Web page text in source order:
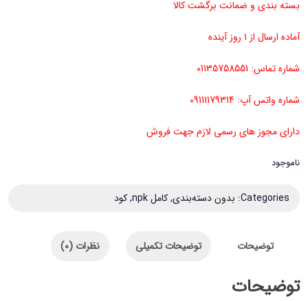
بسته بندی و ضمانت برگشت کالا
آماده ارسال از ۱ روز آینده
شماره تماس: 01135758551
شماره واتس آپ: 09111179314
دارای مجوز های رسمی لازم جهت فروش
ناموجود
Categories: بدون دسته‌بندی,کامل npk ,کود
توضیحات توضیحات تکمیلی نظرات (0)
توضیحات